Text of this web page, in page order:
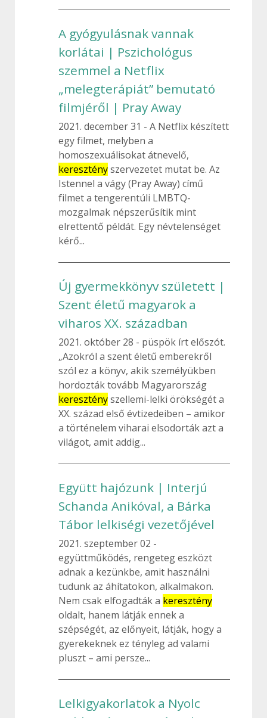
A gyógyulásnak vannak
korlátai | Pszichológus
szemmel a Netflix
„melegterápiát” bemutató
filmjéről | Pray Away
2021. december 31
A Netflix készített
egy filmet, melyben a
homoszexuálisokat átnevelő,
keresztényszervezetet mutat be. Az
Istennel a vágy (Pray Away) című
filmet a tengerentúli LMBTQ-
mozgalmak népszerűsítik mint
elrettentő példát. Egy névtelenséget
kérő...
Új gyermekkönyv született |
Szent életű magyarok a
viharos XX. században
2021. október 28
püspök írt előszót.
„Azokról a szent életű emberekről
szól ez a könyv, akik személyükben
hordozták tovább Magyarország
keresztényszellemi-lelki örökségét a
XX. század első évtizedeiben – amikor
a történelem viharai elsodorták azt a
világot, amit addig...
Együtt hajózunk | Interjú
Schanda Anikóval, a Bárka
Tábor lelkiségi vezetőjével
2021. szeptember 02
együttműködés, rengeteg eszközt
adnak a kezünkbe, amit használni
tudunk az áhítatokon, alkalmakon.
Nem csak elfogadták a keresztény
oldalt, hanem látják ennek a
szépségét, az előnyeit, látják, hogy a
gyerekeknek ez tényleg ad valami
pluszt – ami persze...
Lelkigyakorlatok a Nyolc